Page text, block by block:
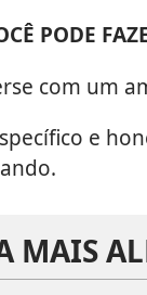
PODE
com um
e
MAIS